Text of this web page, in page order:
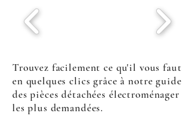
Trouvez facilement ce qu'il vous faut
en quelques clics grâce à notre guide
des pièces détachées électroménager
les plus demandées.